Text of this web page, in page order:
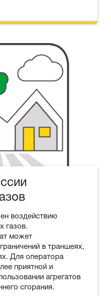
воздействию
газов.
может
в траншеях,
Для оператора
приятной и
агрегатов
сгорания.